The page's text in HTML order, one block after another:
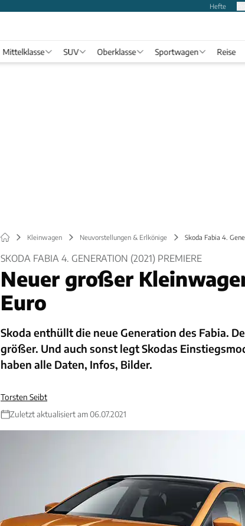
Hefte
Mittelklasse SUV Oberklasse Sportwagen Reise
Kleinwagen Neuvorstellungen & Erlkönige Skoda Fabia 4.
SKODA FABIA 4. GENERATION (2021) PREMIERE
Neuer großer
Euro
Skoda enthüllt die neue Generation des Fabia.
größer. Und auch sonst legt Skodas
haben alle Daten, Infos, Bilder.
Torsten Seibt
Zuletzt aktualisiert am 06.07.2021